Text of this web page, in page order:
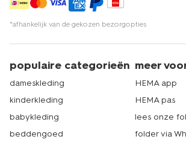
*afhankelijk van de gekozen bezorgopties
populaire categorieën
dameskleding
kinderkleding
babykleding
beddengoed
meer
HEMA app
HEMA pas
lees onze
folder via